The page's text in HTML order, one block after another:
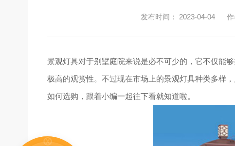
发布时间： 2023-04-04
景观灯具对于别墅庭院来说是必不可少的，它不仅能
极高的观赏性。不过现在市场上的景观灯具种类多样
如何选购，跟着小编一起往下看就知道啦。